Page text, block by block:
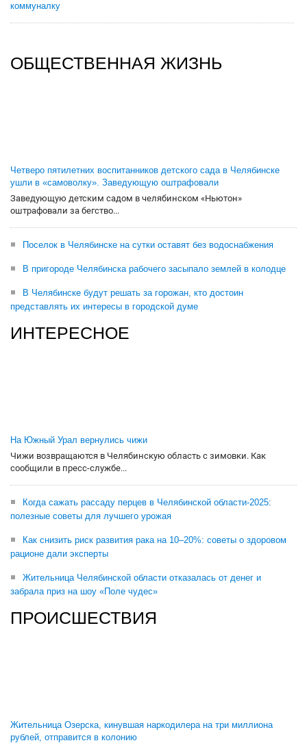
коммуналку
ОБЩЕСТВЕННАЯ ЖИЗНЬ
Четверо пятилетних воспитанников детского сада в Челябинске
ушли в «самоволку». Заведующую оштрафовали
Заведующую детским садом в челябинском «Ньютон»
оштрафовали за бегство...
Поселок в Челябинске на сутки оставят без водоснабжения
В пригороде Челябинска рабочего засыпало землей в колодце
В Челябинске будут решать за горожан, кто достоин
представлять их интересы в городской думе
ИНТЕРЕСНОЕ
На Южный Урал вернулись чижи
Чижи возвращаются в Челябинскую область с зимовки. Как
сообщили в пресс-службе...
Когда сажать рассаду перцев в Челябинской области-2025:
полезные советы для лучшего урожая
Как снизить риск развития рака на 10–20%: советы о здоровом
рационе дали эксперты
Жительница Челябинской области отказалась от денег и
забрала приз на шоу «Поле чудес»
ПРОИСШЕСТВИЯ
Жительница Озерска, кинувшая наркодилера на три миллиона
рублей, отправится в колонию